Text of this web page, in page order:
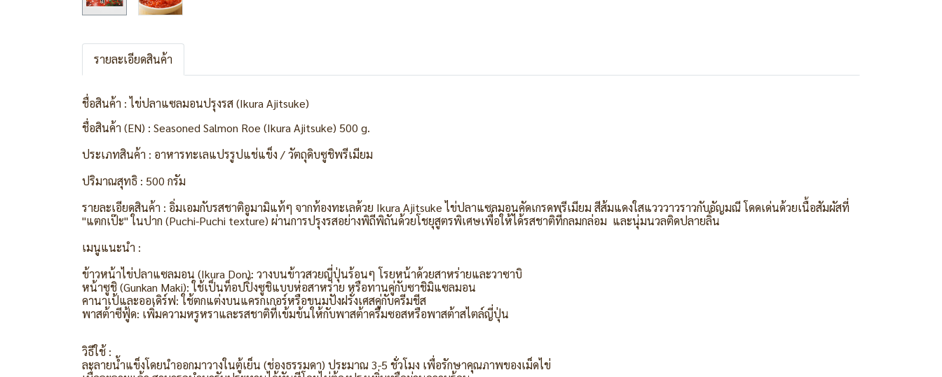
รายละเอียดสินค้า
ชื่อสินค้า : ไข่ปลาแซลมอนปรุงรส (Ikura Ajitsuke)
ชื่อสินค้า (EN) : Seasoned Salmon Roe (Ikura Ajitsuke) 500 g.
ประเภทสินค้า : อาหารทะเลแปรรูปแช่แข็ง / วัตถุดิบซูชิพรีเมียม
ปริมาณสุทธิ : 500 กรัม
รายละเอียดสินค้า : อิ่มเอมกับรสชาติอูมามิแท้ๆ จากท้องทะเลด้วย Ikura Ajitsuke ไข่ปลาแซลมอนคัดเกรดพรีเมียม สีส้มแดงใสแวววาวราวกับอัญมณี โดดเด่นด้วยเนื้อสัมผัสที่
"แตกเป๊ะ" ในปาก (Puchi-Puchi texture) ผ่านการปรุงรสอย่างพิถีพิถันด้วยโชยุสูตรพิเศษเพื่อให้ได้รสชาติที่กลมกล่อม และนุ่มนวลติดปลายลิ้น
เมนูแนะนำ :
ข้าวหน้าไข่ปลาแซลมอน (Ikura Don): วางบนข้าวสวยญี่ปุ่นร้อนๆ โรยหน้าด้วยสาหร่ายและวาซาบิ
หน้าซูชิ (Gunkan Maki): ใช้เป็นท็อปปิ้งซูชิแบบห่อสาหร่าย หรือทานคู่กับซาชิมิแซลมอน
คานาเป้และออเดิร์ฟ: ใช้ตกแต่งบนแครกเกอร์หรือขนมปังฝรั่งเศสคู่กับครีมชีส
พาสต้าซีฟู้ด: เพิ่มความหรูหราและรสชาติที่เข้มข้นให้กับพาสต้าครีมซอสหรือพาสต้าสไตล์ญี่ปุ่น
วิธีใช้ :
ละลายน้ำแข็งโดยนำออกมาวางในตู้เย็น (ช่องธรรมดา) ประมาณ 3-5 ชั่วโมง เพื่อรักษาคุณภาพของเม็ดไข่